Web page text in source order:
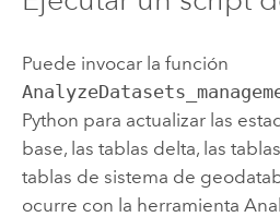
Puede invocar la función
Python para actualizar las
base, las tablas delta, las
tablas de sistema de
ocurre con la herramienta